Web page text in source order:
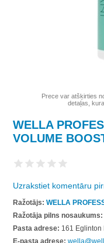
Prece var atšķirties
detaļas,
WELLA
VOLUME
Uzrakstiet komentāru
Ražotājs: WELLA
Ražotāja pilns nosaukums:
Pasta adrese: 161 Eglinton
E-pasta adrese: